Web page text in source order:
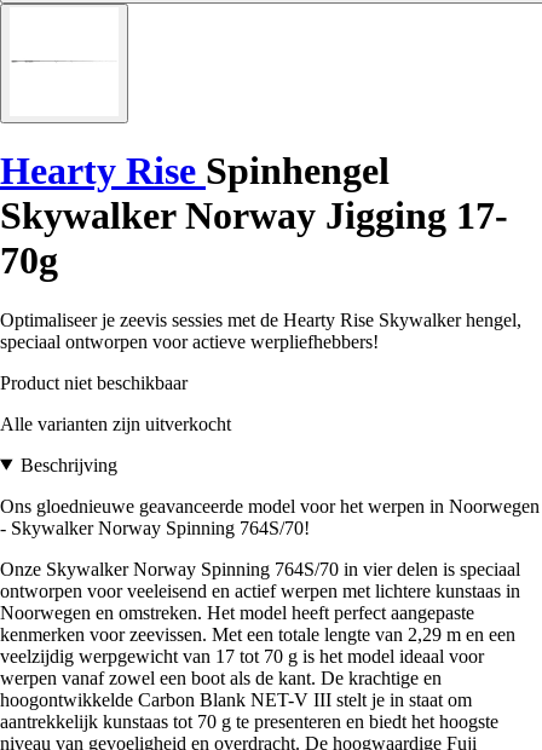
Hearty Rise Spinhengel
Skywalker Norway Jigging 17-
70g
Optimaliseer je zeevis sessies met de Hearty Rise Skywalker hengel,
speciaal ontworpen voor actieve werpliefhebbers!
Product niet beschikbaar
Alle varianten zijn uitverkocht
Beschrijving
Ons gloednieuwe geavanceerde model voor het werpen in Noorwegen
- Skywalker Norway Spinning 764S/70!
Onze Skywalker Norway Spinning 764S/70 in vier delen is speciaal
ontworpen voor veeleisend en actief werpen met lichtere kunstaas in
Noorwegen en omstreken. Het model heeft perfect aangepaste
kenmerken voor zeevissen. Met een totale lengte van 2,29 m en een
veelzijdig werpgewicht van 17 tot 70 g is het model ideaal voor
werpen vanaf zowel een boot als de kant. De krachtige en
hoogontwikkelde Carbon Blank NET-V III stelt je in staat om
aantrekkelijk kunstaas tot 70 g te presenteren en biedt het hoogste
niveau van gevoeligheid en overdracht. De hoogwaardige Fuji